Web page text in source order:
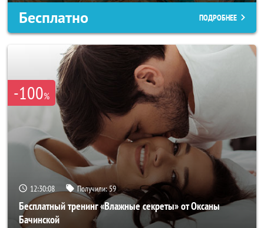
Бесплатно ПОДРОБНЕЕ
-100%
12:30:05 Получили:59
Бесплатный тренинг «Влажные секреты» от Оксаны
Бачинской